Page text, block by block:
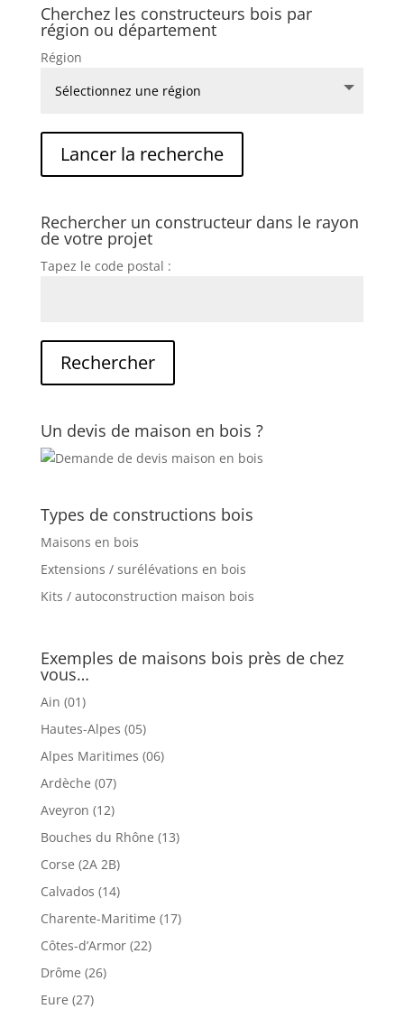
Cherchez les constructeurs bois par
région ou département
Région
Rechercher un constructeur dans le rayon
de votre projet
Tapez le code postal :
Un devis de maison en bois ?
Types de constructions bois
Maisons en bois
Extensions / surélévations en bois
Kits / autoconstruction maison bois
Exemples de maisons bois près de chez
vous…
Ain (01)
Hautes-Alpes (05)
Alpes Maritimes (06)
Ardèche (07)
Aveyron (12)
Bouches du Rhône (13)
Corse (2A 2B)
Calvados (14)
Charente-Maritime (17)
Côtes-d’Armor (22)
Drôme (26)
Eure (27)